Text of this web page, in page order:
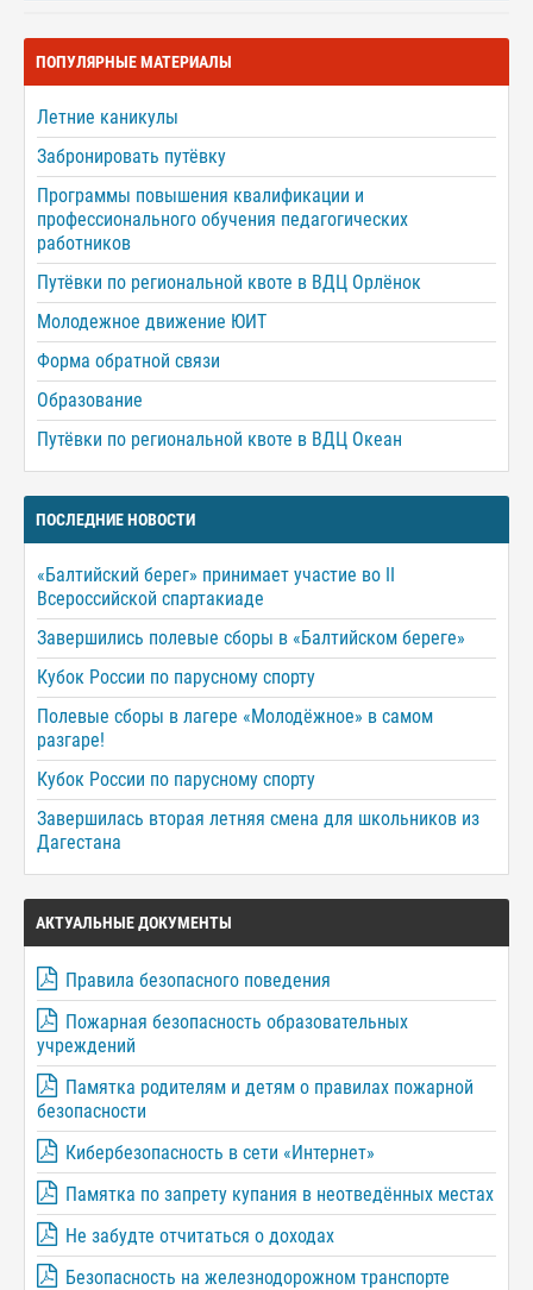
ПОПУЛЯРНЫЕ МАТЕРИАЛЫ
Летние каникулы
Забронировать путёвку
Программы повышения квалификации и
профессионального обучения педагогических
работников
Путёвки по региональной квоте в ВДЦ Орлёнок
Молодежное движение ЮИТ
Форма обратной связи
Образование
Путёвки по региональной квоте в ВДЦ Океан
ПОСЛЕДНИЕ НОВОСТИ
«Балтийский берег» принимает участие во II
Всероссийской спартакиаде
Завершились полевые сборы в «Балтийском береге»
Кубок России по парусному спорту
Полевые сборы в лагере «Молодёжное» в самом
разгаре!
Кубок России по парусному спорту
Завершилась вторая летняя смена для школьников из
Дагестана
АКТУАЛЬНЫЕ ДОКУМЕНТЫ
Правила безопасного поведения
Пожарная безопасность образовательных
учреждений
Памятка родителям и детям о правилах пожарной
безопасности
Кибербезопасность в сети «Интернет»
Памятка по запрету купания в неотведённых местах
Не забудте отчитаться о доходах
Безопасность на железнодорожном транспорте